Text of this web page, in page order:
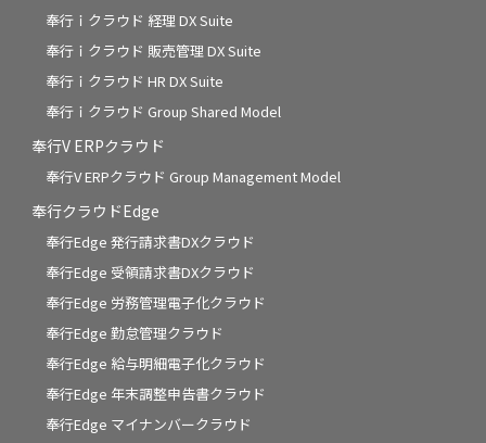
奉行ｉクラウド 経理 DX Suite
奉行ｉクラウド 販売管理 DX Suite
奉行ｉクラウド HR DX Suite
奉行ｉクラウド Group Shared Model
奉行V ERPクラウド
奉行V ERPクラウド Group Management Model
奉行クラウドEdge
奉行Edge 発行請求書DXクラウド
奉行Edge 受領請求書DXクラウド
奉行Edge 労務管理電子化クラウド
奉行Edge 勤怠管理クラウド
奉行Edge 給与明細電子化クラウド
奉行Edge 年末調整申告書クラウド
奉行Edge マイナンバークラウド